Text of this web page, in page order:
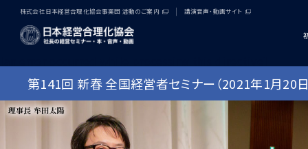
株式会社日本経営合理化協会事業団 活動のご案内 講演音声・動画サイト
第141回 新春 全国経営者セミナー（2021年1月20日